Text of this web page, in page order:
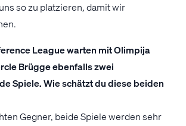
so zu platzieren, damit wir
League warten mit Olimpija
Brügge ebenfalls zwei
Spiele. Wie schätzt du diese beiden
Gegner, beide Spiele werden sehr